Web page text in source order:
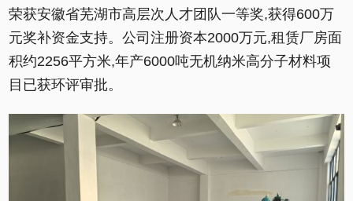
荣获安徽省芜湖市高层次人才团队一等奖,获得600万
元奖补资金支持。公司注册资本2000万元,租赁厂房面
积约2256平方米,年产6000吨无机纳米高分子材料项
目已获环评审批。